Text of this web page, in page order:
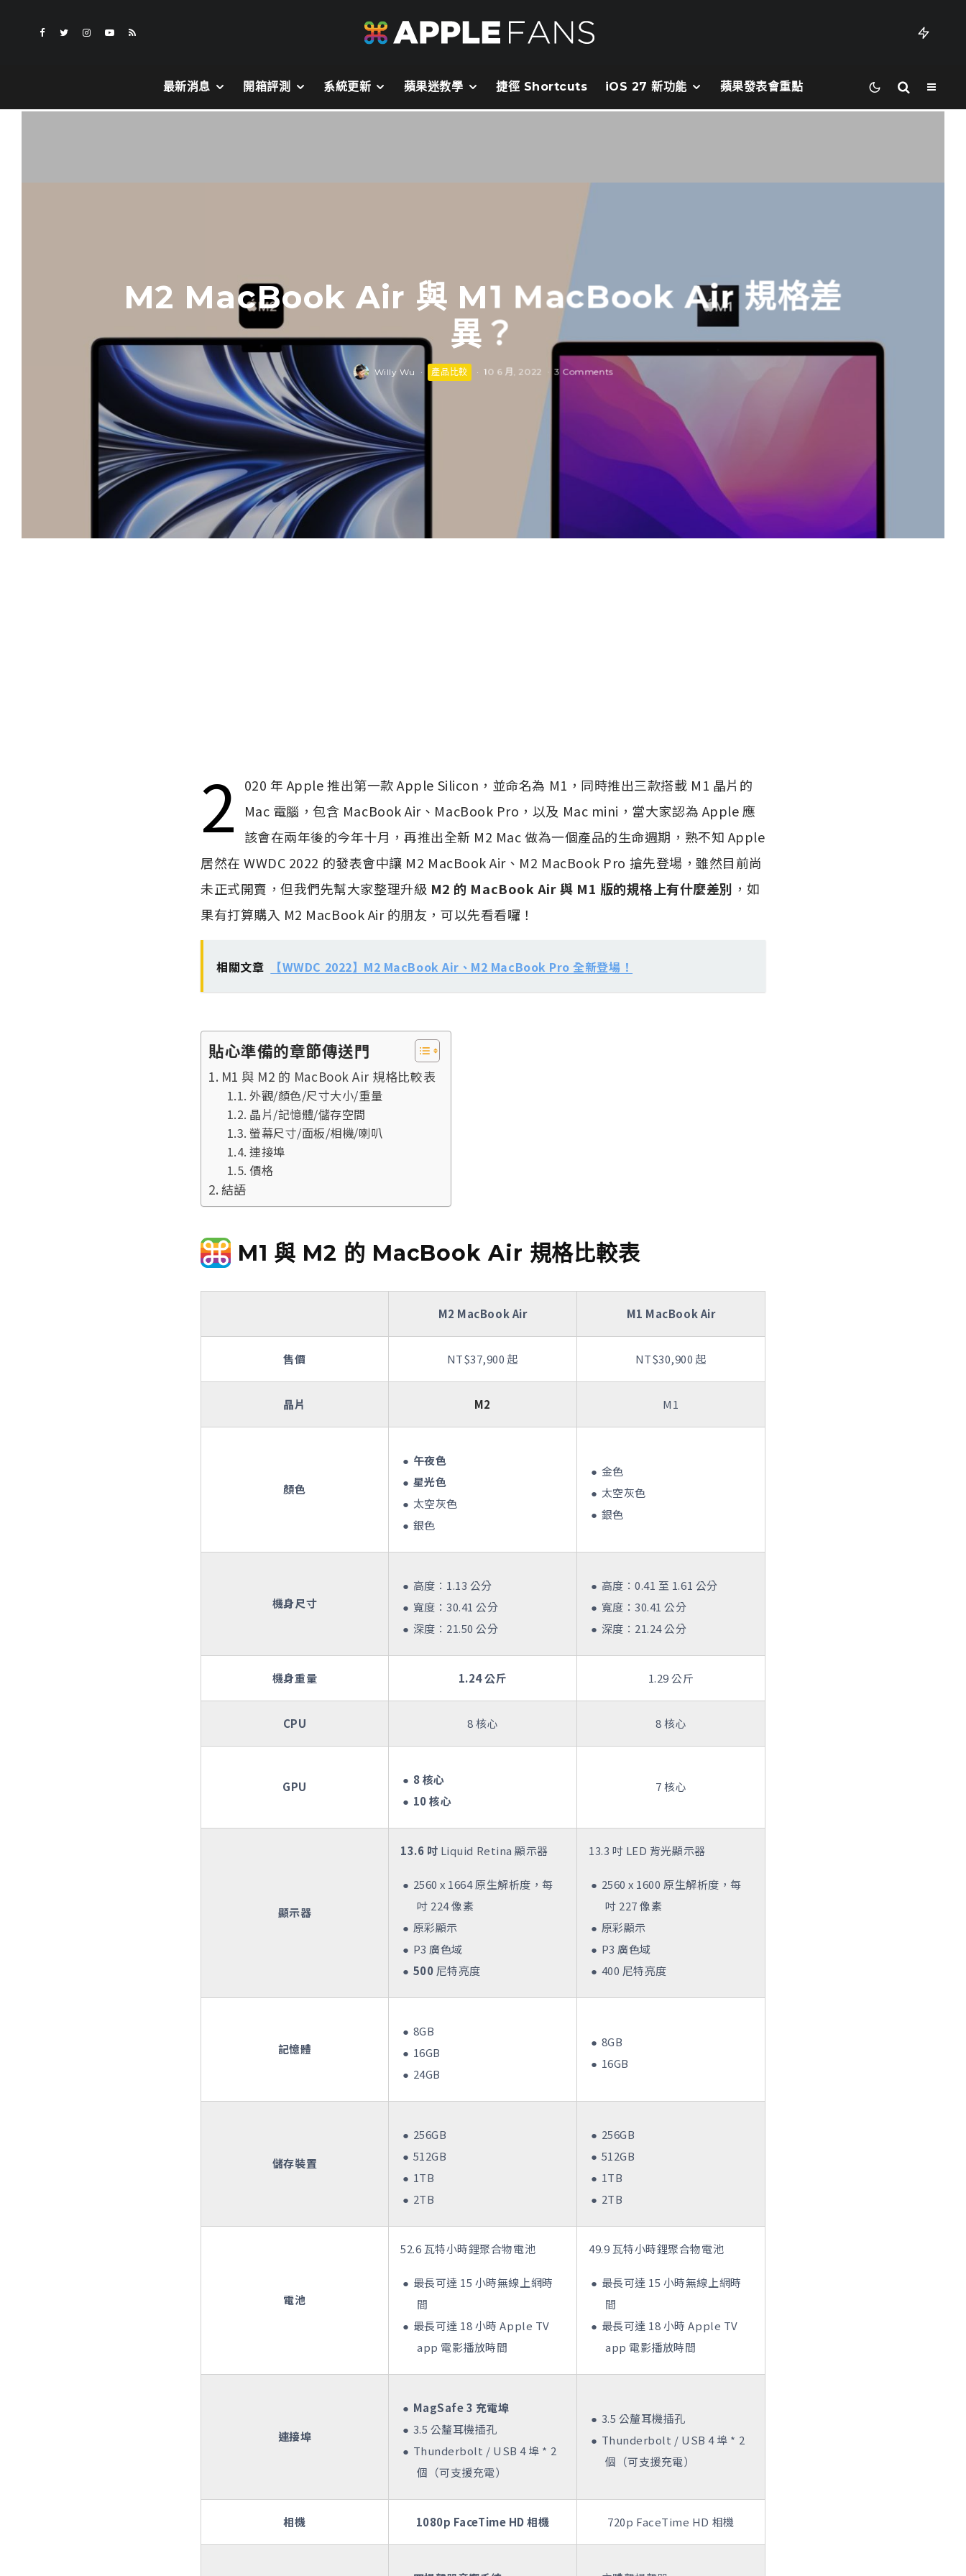
最新消息 開箱評測 系統更新 蘋果迷教學 捷徑 Shortcuts iOS 27 新功能 蘋果發表會重點
M2 MacBook Air 與 M1 MacBook Air 規格差
異？
Willy Wu · 產品比較 · 10 6 月, 2022 3 Comments
2
020 年 Apple 推出第一款 Apple Silicon，並命名為 M1，同時推出三款搭載 M1 晶片的
Mac 電腦，包含 MacBook Air、MacBook Pro，以及 Mac mini，當大家認為 Apple 應
該會在兩年後的今年十月，再推出全新 M2 Mac 做為一個產品的生命週期，熟不知 Apple
居然在 WWDC 2022 的發表會中讓 M2 MacBook Air、M2 MacBook Pro 搶先登場，雖然目前尚
未正式開賣，但我們先幫大家整理升級 M2 的 MacBook Air 與 M1 版的規格上有什麼差別 ，如
果有打算購入 M2 MacBook Air 的朋友，可以先看看囉！
相關文章 【WWDC 2022】M2 MacBook Air、M2 MacBook Pro 全新登場！
貼心準備的章節傳送門
M1 與 M2 的 MacBook Air 規格比較表
外觀/顏色/尺寸大小/重量
晶片/記憶體/儲存空間
螢幕尺寸/面板/相機/喇叭
連接埠
價格
結語
M1 與 M2 的 MacBook Air 規格比較表
M2 MacBook Air M1 MacBook Air
售價 NT$37,900 起 NT$30,900 起
晶片 M2 M1
顏色
午夜色
星光色
太空灰色
銀色
金色
太空灰色
銀色
機身尺寸
高度：1.13 公分
寬度：30.41 公分
深度：21.50 公分
高度：0.41 至 1.61 公分
寬度：30.41 公分
深度：21.24 公分
機身重量 1.24 公斤 1.29 公斤
CPU 8 核心 8 核心
GPU
8 核心
10 核心
7 核心
顯示器
13.6 吋 Liquid Retina 顯示器
2560 x 1664 原生解析度，每
吋 224 像素
原彩顯示
P3 廣色域
500 尼特亮度
13.3 吋 LED 背光顯示器
2560 x 1600 原生解析度，每
吋 227 像素
原彩顯示
P3 廣色域
400 尼特亮度
記憶體
8GB
16GB
24GB
8GB
16GB
儲存裝置
256GB
512GB
1TB
2TB
256GB
512GB
1TB
2TB
電池
52.6 瓦特小時鋰聚合物電池
最長可達 15 小時無線上網時
間
最長可達 18 小時 Apple TV
app 電影播放時間
49.9 瓦特小時鋰聚合物電池
最長可達 15 小時無線上網時
間
最長可達 18 小時 Apple TV
app 電影播放時間
連接埠
MagSafe 3 充電埠
3.5 公釐耳機插孔
Thunderbolt / USB 4 埠 * 2
個（可支援充電）
3.5 公釐耳機插孔
Thunderbolt / USB 4 埠 * 2
個（可支援充電）
相機 1080p FaceTime HD 相機 720p FaceTime HD 相機